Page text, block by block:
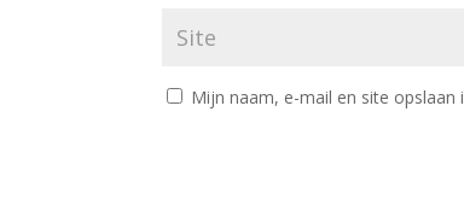
Mijn naam, e-mail en site opslaan